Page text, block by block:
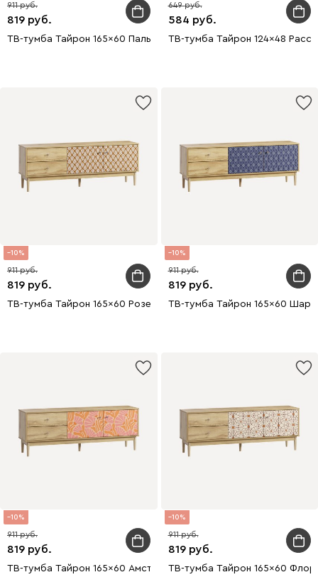
819
911
ТВ-тумба Тайрон 165x60 Пальма
584
649
ТВ-тумба Тайрон 124x48
10
819
911
ТВ-тумба Тайрон 165x60 Розетта
10
819
911
ТВ-тумба Тайрон 165x60 Шарм
10
819
911
ТВ-тумба Тайрон 165x60 Амстердам
10
819
911
ТВ-тумба Тайрон 165x60